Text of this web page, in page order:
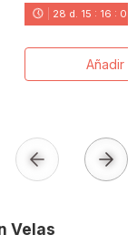
28 d. 15 : 16 : 08
Añadir
Velas